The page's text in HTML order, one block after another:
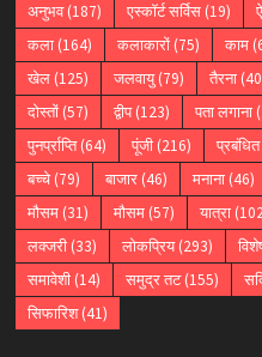
अनुभव(187) एस्कॉर्ट सर्विस(19)
कला(164) कलाकारों(75) काम
खेल(125) जलवायु(79) तैरना
दोस्तों(57) द्वीप(123) पता लगाना
पुनर्प्राप्ति(64) पूंजी(216) प्रबंधित
बच्चे(79) बाजार(46) मनाना(46)
मौसम(31) मौसम(57) यात्रा
लक्जरी(33) लोकप्रिय(293)
समावेशी(14) समुद्र तट(155)
सिफारिश(41)